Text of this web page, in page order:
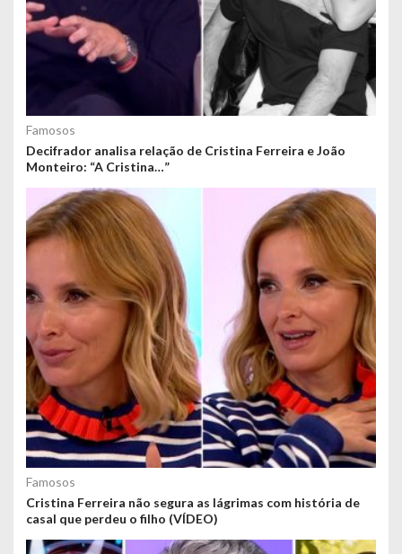
Famosos
Decifrador analisa relação de Cristina Ferreira e João
Monteiro: “A Cristina…”
Famosos
Cristina Ferreira não segura as lágrimas com história de
casal que perdeu o filho (VÍDEO)